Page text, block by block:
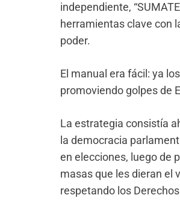
independiente,
herramientas clave con
poder.
El manual era fácil: ya
promoviendo golpes de
La estrategia consistía
la democracia
en elecciones, luego de
masas que les dieran el
respetando los